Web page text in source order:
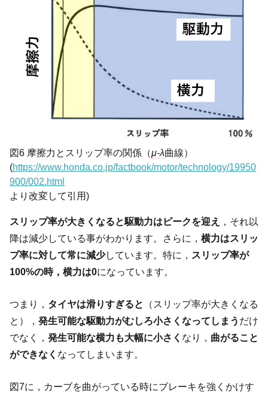
図6 摩擦力とスリップ率の関係（μ-λ曲線）
(https://www.honda.co.jp/factbook/motor/technology/19950
900/002.html
より改変して引用)
スリップ率が大きくなると駆動力はピークを迎え
，それ以
降は減少している事がわかります。さらに， 横力はスリッ
プ率に対して常に減少しています。特に， スリップ率が
100%の時，横力は0になっています。
つまり， タイヤは滑りすぎると
（スリップ率が大きくなる
と）， 発生可能な駆動力がむしろ小さくなってしまう だけ
でなく， 発生可能な横力も大幅に小さく なり， 曲がること
ができなく なってしまいます。
図7に，カーブを曲がっている時にブレーキを強くかけす